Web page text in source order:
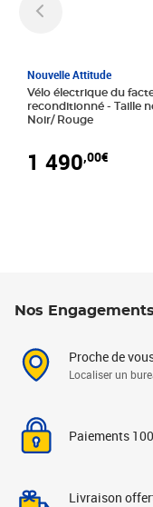
Nouvelle Attitude
Vélo électrique du
reconditionné - Taille normale -
Noir/ Rouge
1 490,00€
Nos Engagements
Proche de
Localiser un
Paiements
Livraison